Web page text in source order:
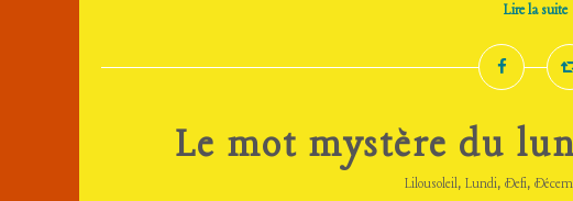
Lire la suite
Le mot mystère du
Lilousoleil, Lundi, Defi,